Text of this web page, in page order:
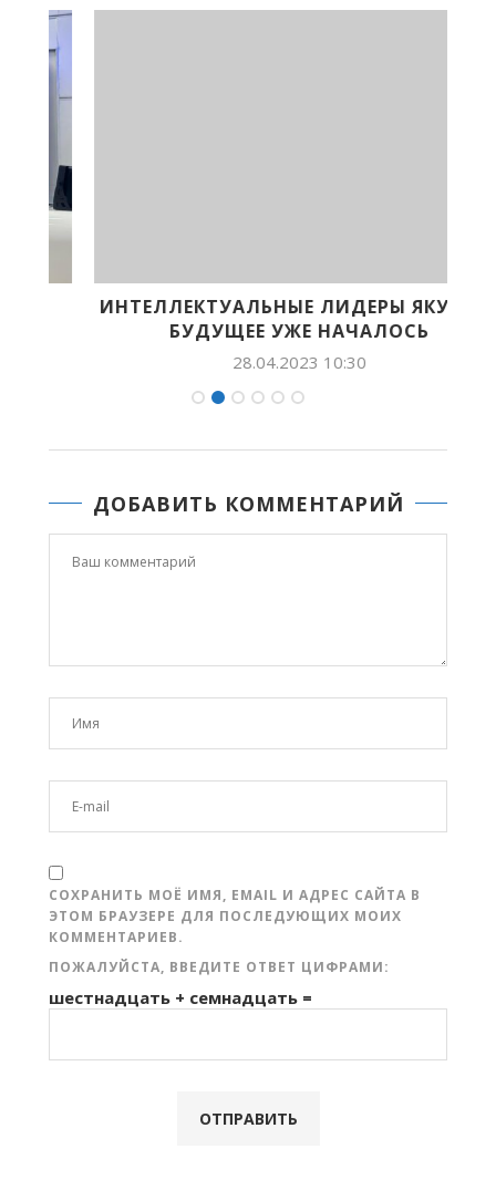
ИНТЕЛЛЕКТУАЛЬНЫЕ ЛИДЕРЫ ЯКУТИИ:
БУДУЩЕЕ УЖЕ НАЧАЛОСЬ
28.04.2023 10:30
ДОБАВИТЬ КОММЕНТАРИЙ
СОХРАНИТЬ МОЁ ИМЯ, EMAIL И АДРЕС САЙТА В
ЭТОМ БРАУЗЕРЕ ДЛЯ ПОСЛЕДУЮЩИХ МОИХ
КОММЕНТАРИЕВ.
ПОЖАЛУЙСТА, ВВЕДИТЕ ОТВЕТ ЦИФРАМИ:
шестнадцать + семнадцать =